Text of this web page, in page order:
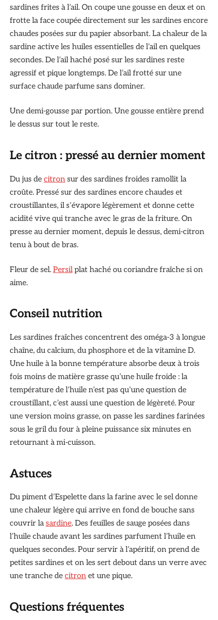
sardines frites à l’ail. On coupe une gousse en deux et on
frotte la face coupée directement sur les sardines encore
chaudes posées sur du papier absorbant. La chaleur de la
sardine active les huiles essentielles de l’ail en quelques
secondes. De l’ail haché posé sur les sardines reste
agressif et pique longtemps. De l’ail frotté sur une
surface chaude parfume sans dominer.
Une demi-gousse par portion. Une gousse entière prend
le dessus sur tout le reste.
Le citron : pressé au dernier moment
Du jus de citron sur des sardines froides ramollit la
croûte. Pressé sur des sardines encore chaudes et
croustillantes, il s’évapore légèrement et donne cette
acidité vive qui tranche avec le gras de la friture. On
presse au dernier moment, depuis le dessus, demi-citron
tenu à bout de bras.
Fleur de sel. Persilplat haché ou coriandre fraîche si on
aime.
Conseil nutrition
Les sardines fraîches concentrent des oméga-3 à longue
chaîne, du calcium, du phosphore et de la vitamine D.
Une huile à la bonne température absorbe deux à trois
fois moins de matière grasse qu’une huile froide : la
température de l’huile n’est pas qu’une question de
croustillant, c’est aussi une question de légèreté. Pour
une version moins grasse, on passe les sardines farinées
sous le gril du four à pleine puissance six minutes en
retournant à mi-cuisson.
Astuces
Du piment d’Espelette dans la farine avec le sel donne
une chaleur légère qui arrive en fond de bouche sans
couvrir la sardine. Des feuilles de sauge posées dans
l’huile chaude avant les sardines parfument l’huile en
quelques secondes. Pour servir à l’apéritif, on prend de
petites sardines et on les sert debout dans un verre avec
une tranche de citron et une pique.
Questions fréquentes